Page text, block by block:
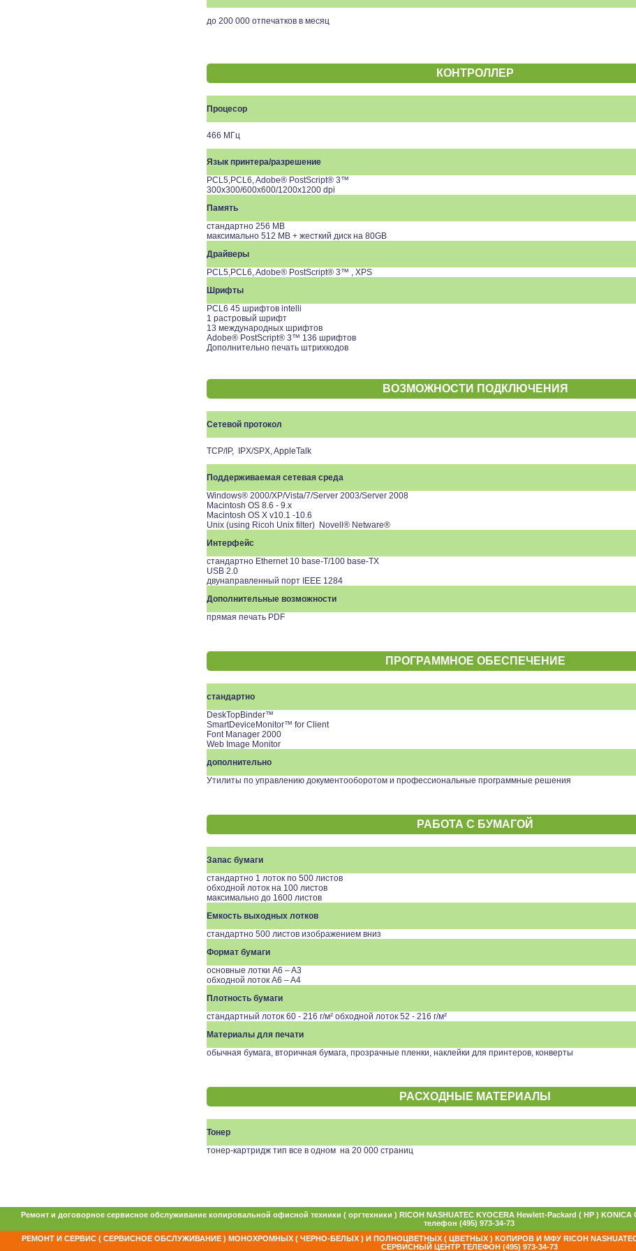
до 200 000 отпечатков в месяц
КОНТРОЛЛЕР
Процесор
466 МГц
Язык принтера/разрешение
PCL5,PCL6, Adobe® PostScript® 3™
300x300/600x600/1200x1200 dpi
Память
стандартно 256 MB
максимально 512 MB + жесткий диск на 80GB
Драйверы
PCL5,PCL6, Adobe® PostScript® 3™ , XPS
Шрифты
PCL6 45 шрифтов intelli
1 растровый шрифт
13 международных шрифтов
Adobe® PostScript® 3™ 136 шрифтов
Дополнительно печать штрихкодов
ВОЗМОЖНОСТИ ПОДКЛЮЧЕНИЯ
Сетевой протокол
TCP/IP, IPX/SPX, AppleTalk
Поддерживаемая сетевая среда
Windows® 2000/XP/Vista/7/Server 2003/Server 2008
Macintosh OS 8.6 - 9.x
Macintosh OS X v10.1 -10.6
Unix (using Ricoh Unix filter) Novell® Netware®
Интерфейс
стандартно Ethernet 10 base-T/100 base-TX
USB 2.0
двунаправленный порт IEEE 1284
Дополнительные возможности
прямая печать PDF
ПРОГРАММНОЕ ОБЕСПЕЧЕНИЕ
стандартно
DeskTopBinder™
SmartDeviceMonitor™ for Client
Font Manager 2000
Web Image Monitor
дополнительно
Утилиты по управлению документооборотом и профессиональные программные решения
РАБОТА С БУМАГОЙ
Запас бумаги
стандартно 1 лоток по 500 листов
обходной лоток на 100 листов
максимально до 1600 листов
Емкость выходных лотков
стандартно 500 листов изображением вниз
Формат бумаги
основные лотки A6 – A3
обходной лоток A6 – A4
Плотность бумаги
стандартный лоток 60 - 216 г/м² обходной лоток 52 - 216 г/м²
Материалы для печати
обычная бумага, вторичная бумага, прозрачные пленки, наклейки для принтеров, конверты
РАСХОДНЫЕ МАТЕРИАЛЫ
Тонер
тонер-картридж тип все в одном на 20 000 страниц
Ремонт и договорное сервисное обслуживание копировальной офисной техники ( оргтехники ) RICOH NASHUATEC KYOCERA Hewlett-Packard ( HP )
телефон (495) 973-34-73
РЕМОНТ И СЕРВИС ( СЕРВИСНОЕ ОБСЛУЖИВАНИЕ ) МОНОХРОМНЫХ ( ЧЕРНО-БЕЛЫХ ) И ПОЛНОЦВЕТНЫХ ( ЦВЕТНЫХ ) КОПИРОВ И МФУ RICOH NASHUATEC
СЕРВИСНЫЙ ЦЕНТР ТЕЛЕФОН (495) 973-34-73